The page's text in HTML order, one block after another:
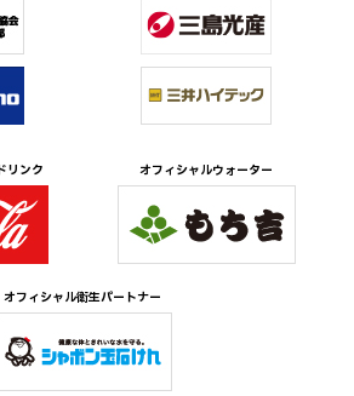
リンク オフィシャルウォーター
オフィシャル衛生パートナー